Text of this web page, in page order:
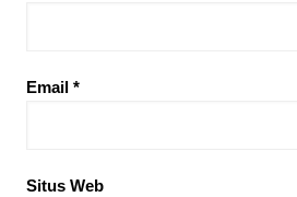
Email *
Situs Web